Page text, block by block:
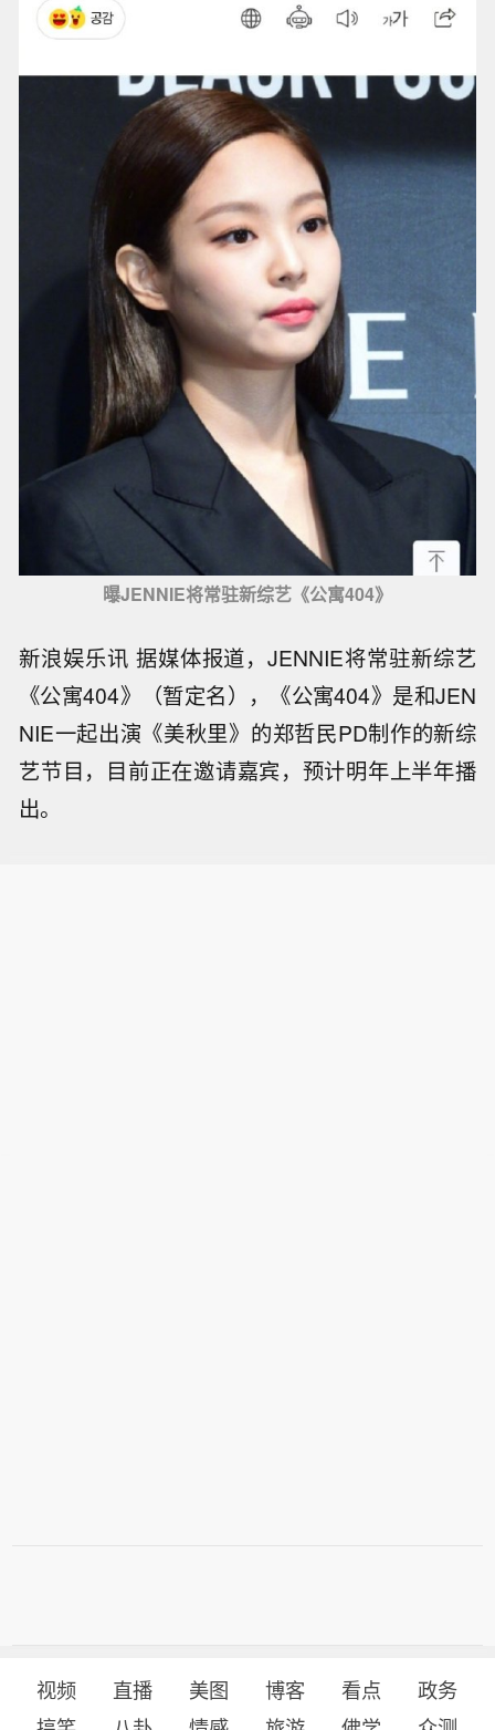
曝JENNIE将常驻新综艺《公寓404》
新浪娱乐讯 据媒体报道，JENNIE将常驻新综艺
《公寓404》（暂定名），《公寓404》是和JEN
NIE一起出演《美秋里》的郑哲民PD制作的新综
艺节目，目前正在邀请嘉宾，预计明年上半年播
出。
视频 直播 美图 博客 看点
政务